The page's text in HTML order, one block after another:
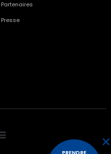
Partenaires
Presse